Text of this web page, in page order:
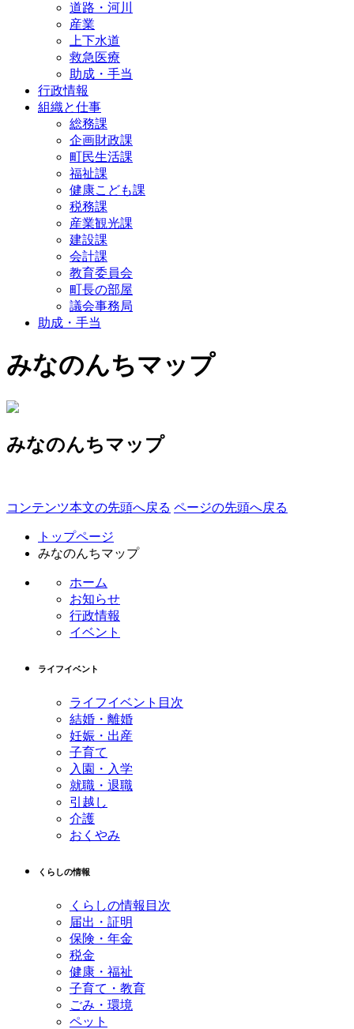
道路・河川
産業
上下水道
救急医療
助成・手当
行政情報
組織と仕事
総務課
企画財政課
町民生活課
福祉課
健康こども課
税務課
産業観光課
建設課
会計課
教育委員会
町長の部屋
議会事務局
助成・手当
みなのんちマップ
みなのんちマップ
コンテンツ本文の先頭へ戻る ページの先頭へ戻る
トップページ
みなのんちマップ
ホーム
お知らせ
行政情報
イベント
ライフイベント
ライフイベント目次
結婚・離婚
妊娠・出産
子育て
入園・入学
就職・退職
引越し
介護
おくやみ
くらしの情報
くらしの情報目次
届出・証明
保険・年金
税金
健康・福祉
子育て・教育
ごみ・環境
ペット